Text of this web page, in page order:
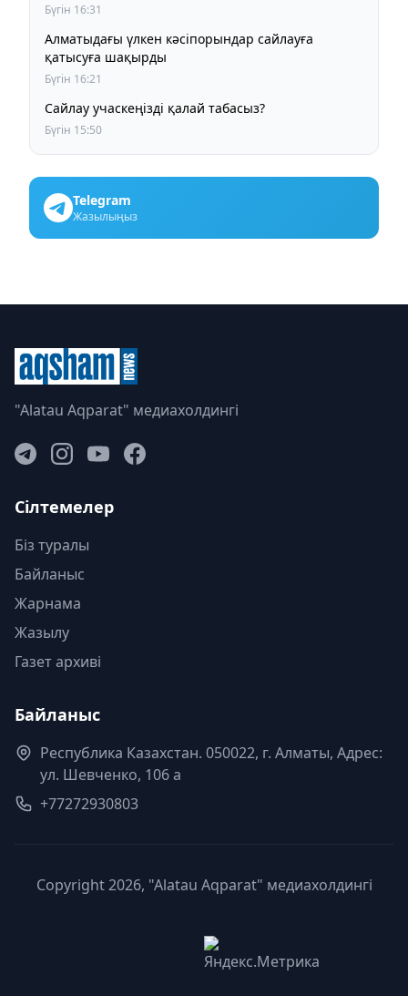
Бүгін 16:31
Алматыдағы үлкен кәсіпорындар сайлауға
қатысуға шақырды
Бүгін 16:21
Сайлау учаскеңізді қалай табасыз?
Бүгін 15:50
Telegram
Жазылыңыз
"Alatau Aqparat" медиахолдингі
Сілтемелер
Біз туралы
Байланыс
Жарнама
Жазылу
Газет архиві
Байланыс
Республика Казахстан. 050022, г. Алматы, Адрес:
ул. Шевченко, 106 а
+77272930803
Copyright 2026, "Alatau Aqparat" медиахолдингі